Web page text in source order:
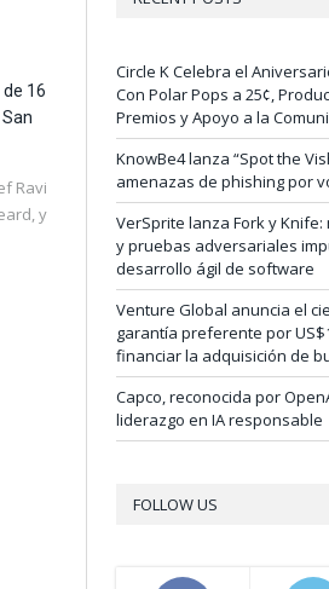
16
Ravi
y
Circle K Celebra el
Con Polar Pops a 25¢,
Premios y Apoyo a la
KnowBe4 lanza “Spot the
amenazas de phishing por
VerSprite lanza Fork y
y pruebas adversariales
desarrollo ágil de software
Venture Global anuncia el
garantía preferente por
financiar la adquisición de
Capco, reconocida por
liderazgo en IA responsable
FOLLOW US